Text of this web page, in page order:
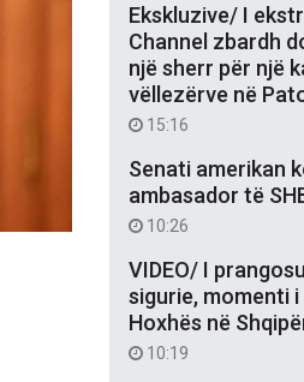
Ekskluzive/ I
Channel zbardh
një sherr për një
vëllezërve në
15:16
Senati amerikan
ambasador të
10:26
VIDEO/ I
sigurie, momenti
Hoxhës në
10:19